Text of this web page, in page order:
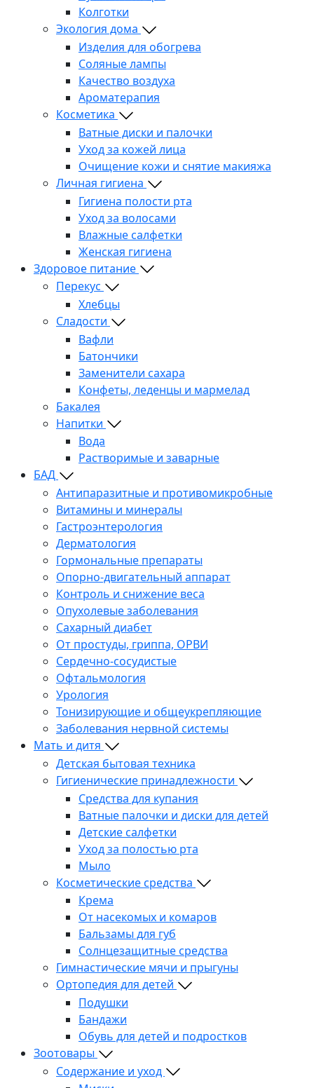
Колготки
Экология дома
Изделия для обогрева
Соляные лампы
Качество воздуха
Ароматерапия
Косметика
Ватные диски и палочки
Уход за кожей лица
Очищение кожи и снятие макияжа
Личная гигиена
Гигиена полости рта
Уход за волосами
Влажные салфетки
Женская гигиена
Здоровое питание
Перекус
Хлебцы
Сладости
Вафли
Батончики
Заменители сахара
Конфеты, леденцы и мармелад
Бакалея
Напитки
Вода
Растворимые и заварные
БАД
Антипаразитные и противомикробные
Витамины и минералы
Гастроэнтерология
Дерматология
Гормональные препараты
Опорно-двигательный аппарат
Контроль и снижение веса
Опухолевые заболевания
Сахарный диабет
От простуды, гриппа, ОРВИ
Сердечно-сосудистые
Офтальмология
Урология
Тонизирующие и общеукрепляющие
Заболевания нервной системы
Мать и дитя
Детская бытовая техника
Гигиенические принадлежности
Средства для купания
Ватные палочки и диски для детей
Детские салфетки
Уход за полостью рта
Мыло
Косметические средства
Крема
От насекомых и комаров
Бальзамы для губ
Солнцезащитные средства
Гимнастические мячи и прыгуны
Ортопедия для детей
Подушки
Бандажи
Обувь для детей и подростков
Зоотовары
Содержание и уход